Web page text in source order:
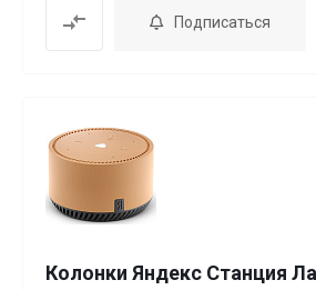
Подписаться
Колонки Яндекс Станция